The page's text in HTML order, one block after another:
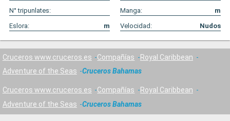
N° tripunlates:
Manga:
m
Eslora:
m Velocidad: Nudos
Cruceros www.cruceros.es Compañías
Royal Caribbean
Adventure of the Seas
Cruceros Bahamas
Cruceros www.cruceros.es Compañías
Royal Caribbean
Adventure of the Seas
Cruceros Bahamas